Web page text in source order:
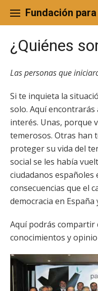
content
Fundación
¿Quiénes
Las personas que
Si te inquieta la
solo. Aquí
interés. Unas, porque
temerosos. Otras han
proteger su vida del
social se les había
ciudadanos
consecuencias que el
democracia en España
Aquí podrás compartir
conocimientos y